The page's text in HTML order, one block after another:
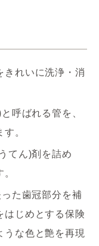
きれいに洗浄・消
呼ばれる管を、
。
てん)剤を詰め
た歯冠部分を補
はじめとする保険
うな色と艶を再現